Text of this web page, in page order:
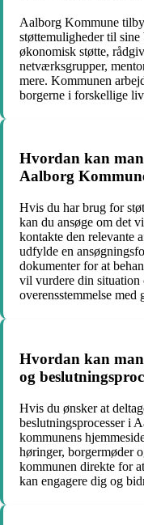
Aalborg Kommune
støttemuligheder til
økonomisk støtte,
netværksgrupper,
mere. Kommunen
borgerne i forskellige
Hvordan kan man
Aalborg
Hvis du har brug for
kan du ansøge om det
kontakte den relevante
udfylde en
dokumenter for at
vil vurdere din situation
overensstemmelse
Hvordan kan
og
Hvis du ønsker at
beslutningsprocesser i
kommunens
høringer, borgermøder
kommunen direkte for
kan engagere dig og